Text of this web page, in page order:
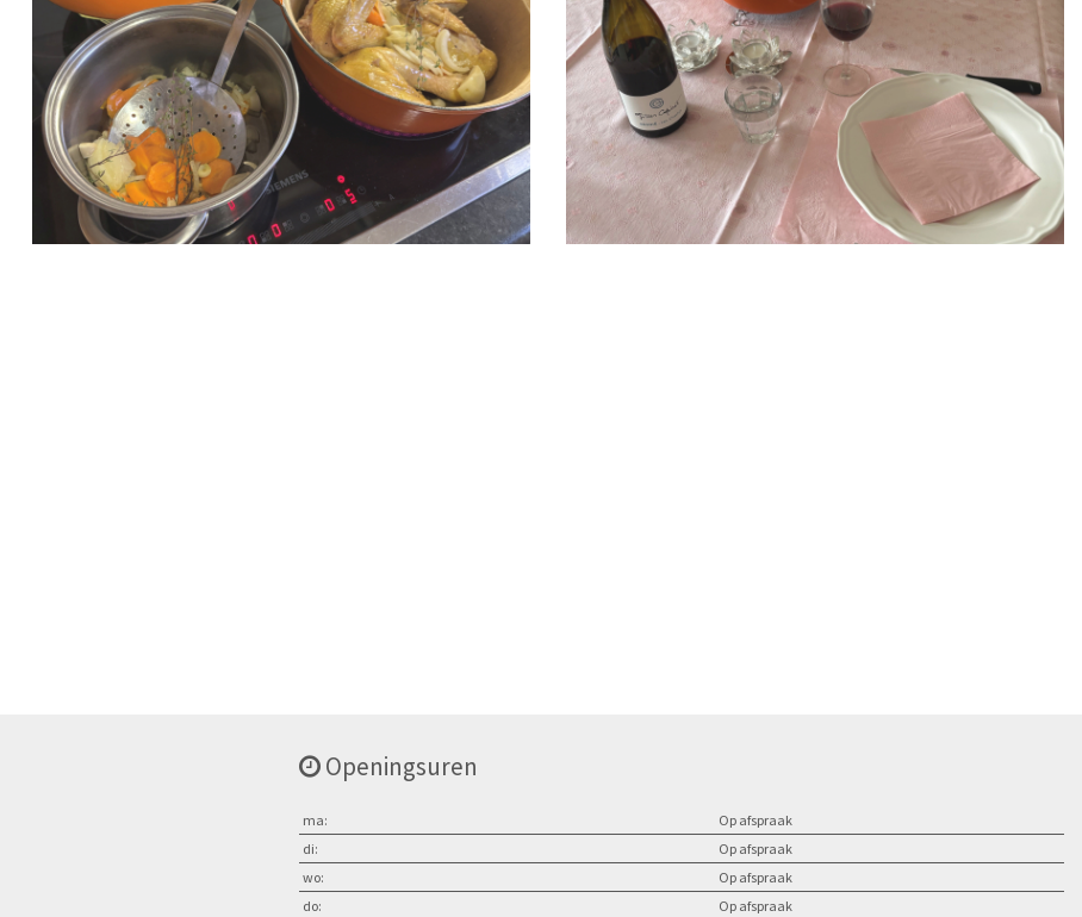
Openingsuren
ma:
Op afspraak
di:
Op afspraak
wo:
Op afspraak
do:
Op afspraak